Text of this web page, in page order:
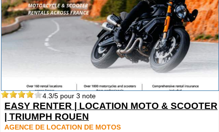
Cliquer sur la 1ere lettre du nom de votre ville pour voir notre
SÉLECTION d'adresses :
A(188) C (83) E(80) F(94) G(119)
H K (5) L(458) M
(295)
N(76)
(128) S(571) T(102) U(12)
CatégoriesANNUAIRE MOTOS
Toutes les infos sur les marques de
Ou trouver un garageMOTOS ou SCOOTERS
4.3/5 pour 3 note
EASY RENTER | LOCATION MOTO & SCOOTER
| TRIUMPH ROUEN
AGENCE DE LOCATION DE MOTOS